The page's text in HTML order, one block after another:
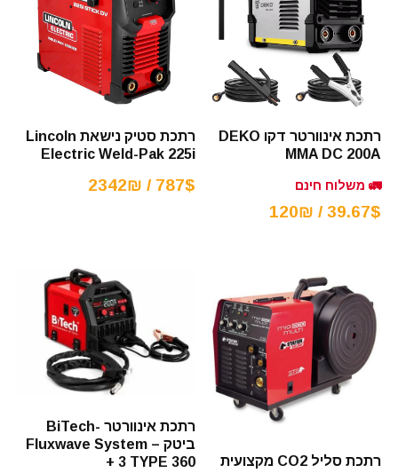
רתכת אינוורטר דקו DEKO
MMA DC 200A
🚛 משלוח חינם
39.67$ / 120₪
רתכת סטיק נישאת Lincoln
Electric Weld-Pak 225i
787$ / 2342₪
רתכת סליל CO2 מקצועית
רתכת אינוורטר -BiTech
ביטק – Fluxwave System
3 TYPE 360 +